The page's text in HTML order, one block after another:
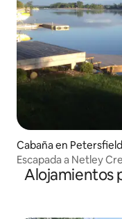
Cabaña en Petersfield
Escapada a Netley
Alojamientos